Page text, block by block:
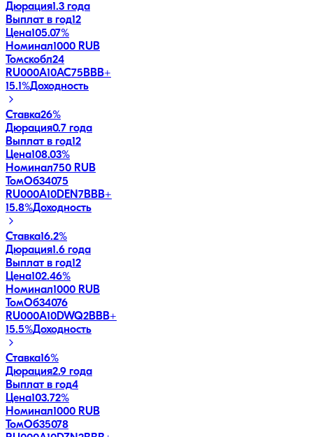
Дюрация1.3 года
Выплат в год12
Цена105.07%
Номинал1000 RUB
Томскобл24
RU000A10AC75 BBB+
15.1%Доходность
Ставка26%
Дюрация0.7 года
Выплат в год12
Цена108.03%
Номинал750 RUB
ТомОб34075
RU000A10DEN7BBB+
15.8%Доходность
Ставка16.2%
Дюрация1.6 года
Выплат в год12
Цена102.46%
Номинал1000 RUB
ТомОб34076
RU000A10DWQ2BBB+
15.5%Доходность
Ставка16%
Дюрация2.9 года
Выплат в год4
Цена103.72%
Номинал1000 RUB
ТомОб35078